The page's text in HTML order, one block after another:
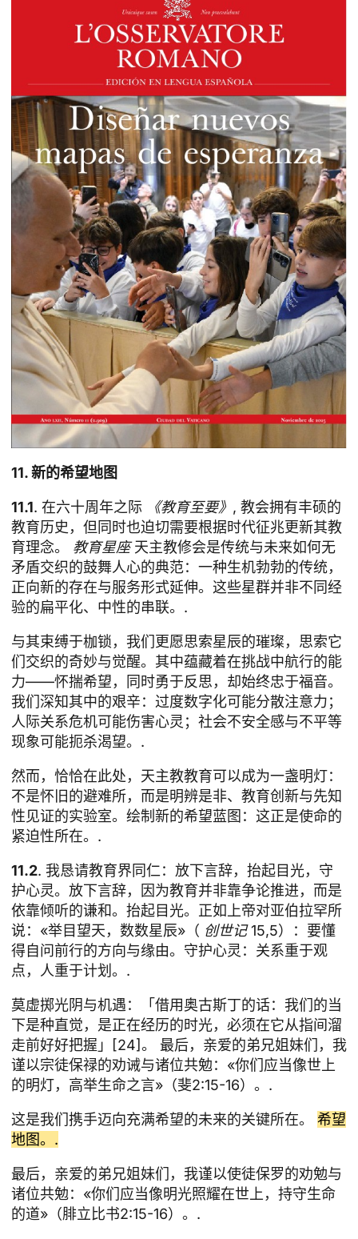
11. 新的希望地图
11.1. 在六十周年之际 《教育至要》 , 教会拥有丰硕的
教育历史，但同时也迫切需要根据时代征兆更新其教
育理念。 教育星座天主教修会是传统与未来如何无
矛盾交织的鼓舞人心的典范：一种生机勃勃的传统，
正向新的存在与服务形式延伸。这些星群并非不同经
验的扁平化、中性的串联。.
与其束缚于枷锁，我们更愿思索星辰的璀璨，思索它
们交织的奇妙与觉醒。其中蕴藏着在挑战中航行的能
力——怀揣希望，同时勇于反思，却始终忠于福音。
我们深知其中的艰辛：过度数字化可能分散注意力；
人际关系危机可能伤害心灵；社会不安全感与不平等
现象可能扼杀渴望。.
然而，恰恰在此处，天主教教育可以成为一盏明灯：
不是怀旧的避难所，而是明辨是非、教育创新与先知
性见证的实验室。绘制新的希望蓝图：这正是使命的
紧迫性所在。.
11.2. 我恳请教育界同仁：放下言辞，抬起目光，守
护心灵。放下言辞，因为教育并非靠争论推进，而是
依靠倾听的谦和。抬起目光。正如上帝对亚伯拉罕所
说：«举目望天，数数星辰»（ 创世记15,5）：要懂
得自问前行的方向与缘由。守护心灵：关系重于观
点，人重于计划。.
莫虚掷光阴与机遇：「借用奥古斯丁的话：我们的当
下是种直觉，是正在经历的时光，必须在它从指间溜
走前好好把握」[24]。 最后，亲爱的弟兄姐妹们，我
谨以宗徒保禄的劝诫与诸位共勉：«你们应当像世上
的明灯，高举生命之言»（斐2:15-16）。.
这是我们携手迈向充满希望的未来的关键所在。 希望
地图。.
最后，亲爱的弟兄姐妹们，我谨以使徒保罗的劝勉与
诸位共勉：«你们应当像明光照耀在世上，持守生命
的道»（腓立比书2:15-16）。.